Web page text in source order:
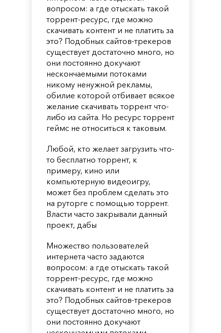
вопросом: а где отыскать такой
торрент-ресурс, где можно
скачивать контент и не платить за
это? Подобных сайтов-трекеров
существует достаточно много, но
они постоянно докучают
нескончаемыми потоками
никому ненужной рекламы,
обилие которой отбивает всякое
желание скачивать торрент что-
либо из сайта. Но ресурс торрент
геймс не относиться к таковым.
Любой, кто желает загрузить что-
то бесплатно торрент, к
примеру, кино или
компьютерную видеоигру,
может без проблем сделать это
на руторге с помощью торрент.
Власти часто закрывали данный
проект, дабы
Множество пользователей
интернета часто задаются
вопросом: а где отыскать такой
торрент-ресурс, где можно
скачивать контент и не платить за
это? Подобных сайтов-трекеров
существует достаточно много, но
они постоянно докучают